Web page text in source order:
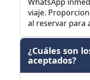
WhatsApp
viaje.
al reservar para
¿Cuáles son
aceptados?